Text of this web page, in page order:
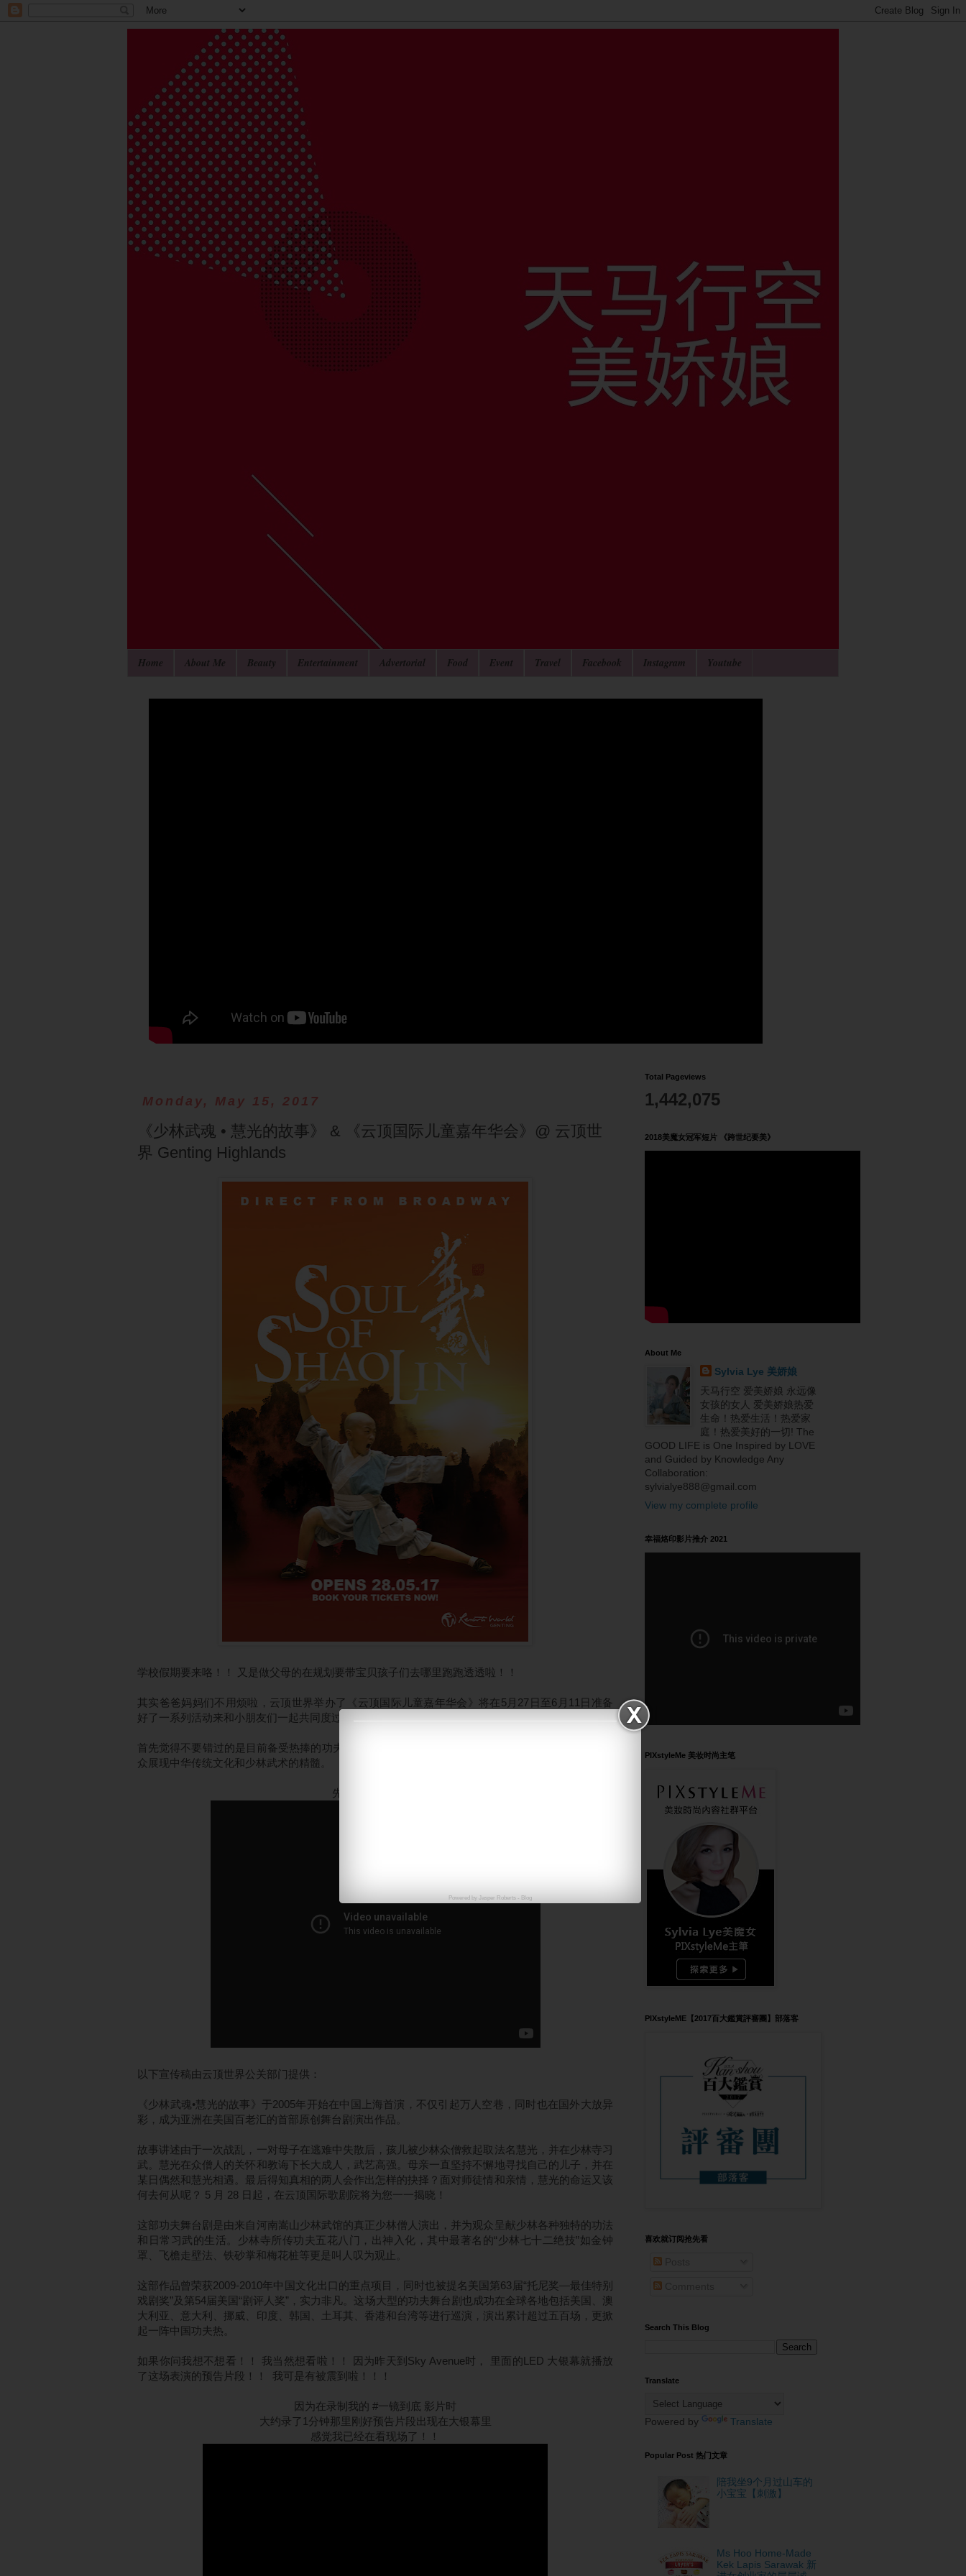
Home About Me Beauty Entertainment Advertorial Food Event Travel Facebook Instagram Youtube
Powered by Jasper Roberts- Blog
Monday, May 15, 2017
《少林武魂 • 慧光的故事》 & 《云顶国际儿童嘉年华会》@ 云顶世
界 Genting Highlands
学校假期要来咯！！ 又是做父母的在规划要带宝贝孩子们去哪里跑跑透透啦！！
其实爸爸妈妈们不用烦啦， 云顶世界举办了 《云顶国际儿童嘉年华会》将在5月27日至6月11日准备
好了一系列活动来和小朋友们一起共同度过的！！
首先觉得不要错过的是目前备受热捧的功夫舞台剧
众展现中华传统文化和少林武术的精髓。
先看影片介绍！！
以下宣传稿由云顶世界公关部门提供：
《少林武魂•慧光的故事》于2005年开始在中国上海首演，不仅引起万人空巷，同时也在国外大放异
彩，成为亚洲在美国百老汇的首部原创舞台剧演出作品。
故事讲述由于一次战乱，一对母子在逃难中失散后，孩儿被少林众僧救起取法名慧光，并在少林寺习
武。慧光在众僧人的关怀和教诲下长大成人，武艺高强。母亲一直坚持不懈地寻找自己的儿子，并在
某日偶然和慧光相遇。最后得知真相的两人会作出怎样的抉择？面对师徒情和亲情，慧光的命运又该
何去何从呢？ 5 月 28 日起，在云顶国际歌剧院将为您一一揭晓！
这部功夫舞台剧是由来自河南嵩山少林武馆的真正少林僧人演出，并为观众呈献少林各种独特的功法
和日常习武的生活。少林寺所传功夫五花八门，出神入化，其中最著名的“少林七十二绝技”如金钟
罩、飞檐走壁法、铁砂掌和梅花桩等更是叫人叹为观止。
这部作品曾荣获2009-2010年中国文化出口的重点项目，同时也被提名美国第63届“托尼奖—最佳特别
戏剧奖”及第54届美国“剧评人奖”，实力非凡。这场大型的功夫舞台剧也成功在全球各地包括美国、澳
大利亚、意大利、挪威、印度、韩国、土耳其、香港和台湾等进行巡演，演出累计超过五百场，更掀
起一阵中国功夫热。
如果你问我想不想看！！ 我当然想看啦！！ 因为昨天到Sky Avenue时， 里面的LED 大银幕就播放
了这场表演的预告片段！！ 我可是有被震到啦！！！
因为在录制我的 #一镜到底 影片时
大约录了1分钟那里刚好预告片段出现在大银幕里
感觉我已经在看现场了！！
Total Pageviews
1,442,075
2018美魔女冠军短片 《跨世纪要美》
About Me
Sylvia Lye 美娇娘
天马行空 爱美娇娘 永远像
女孩的女人 爱美娇娘热爱
生命！热爱生活！热爱家
庭！热爱美好的一切! The
GOOD LIFE is One Inspired by LOVE
and Guided by Knowledge Any
Collaboration:
sylvialye888@gmail.com
View my complete profile
幸福烙印影片推介 2021
PIXstyleMe 美妆时尚主笔
PIXstyleME【2017百大鑑賞評審團】部落客
喜欢就订阅抢先看
Search This Blog
Translate
Powered by Translate
Popular Post 热门文章
陪我坐9个月过山车的
小宝宝【刺激】
Ms Hoo Home-Made
Kek Lapis Sarawak 新